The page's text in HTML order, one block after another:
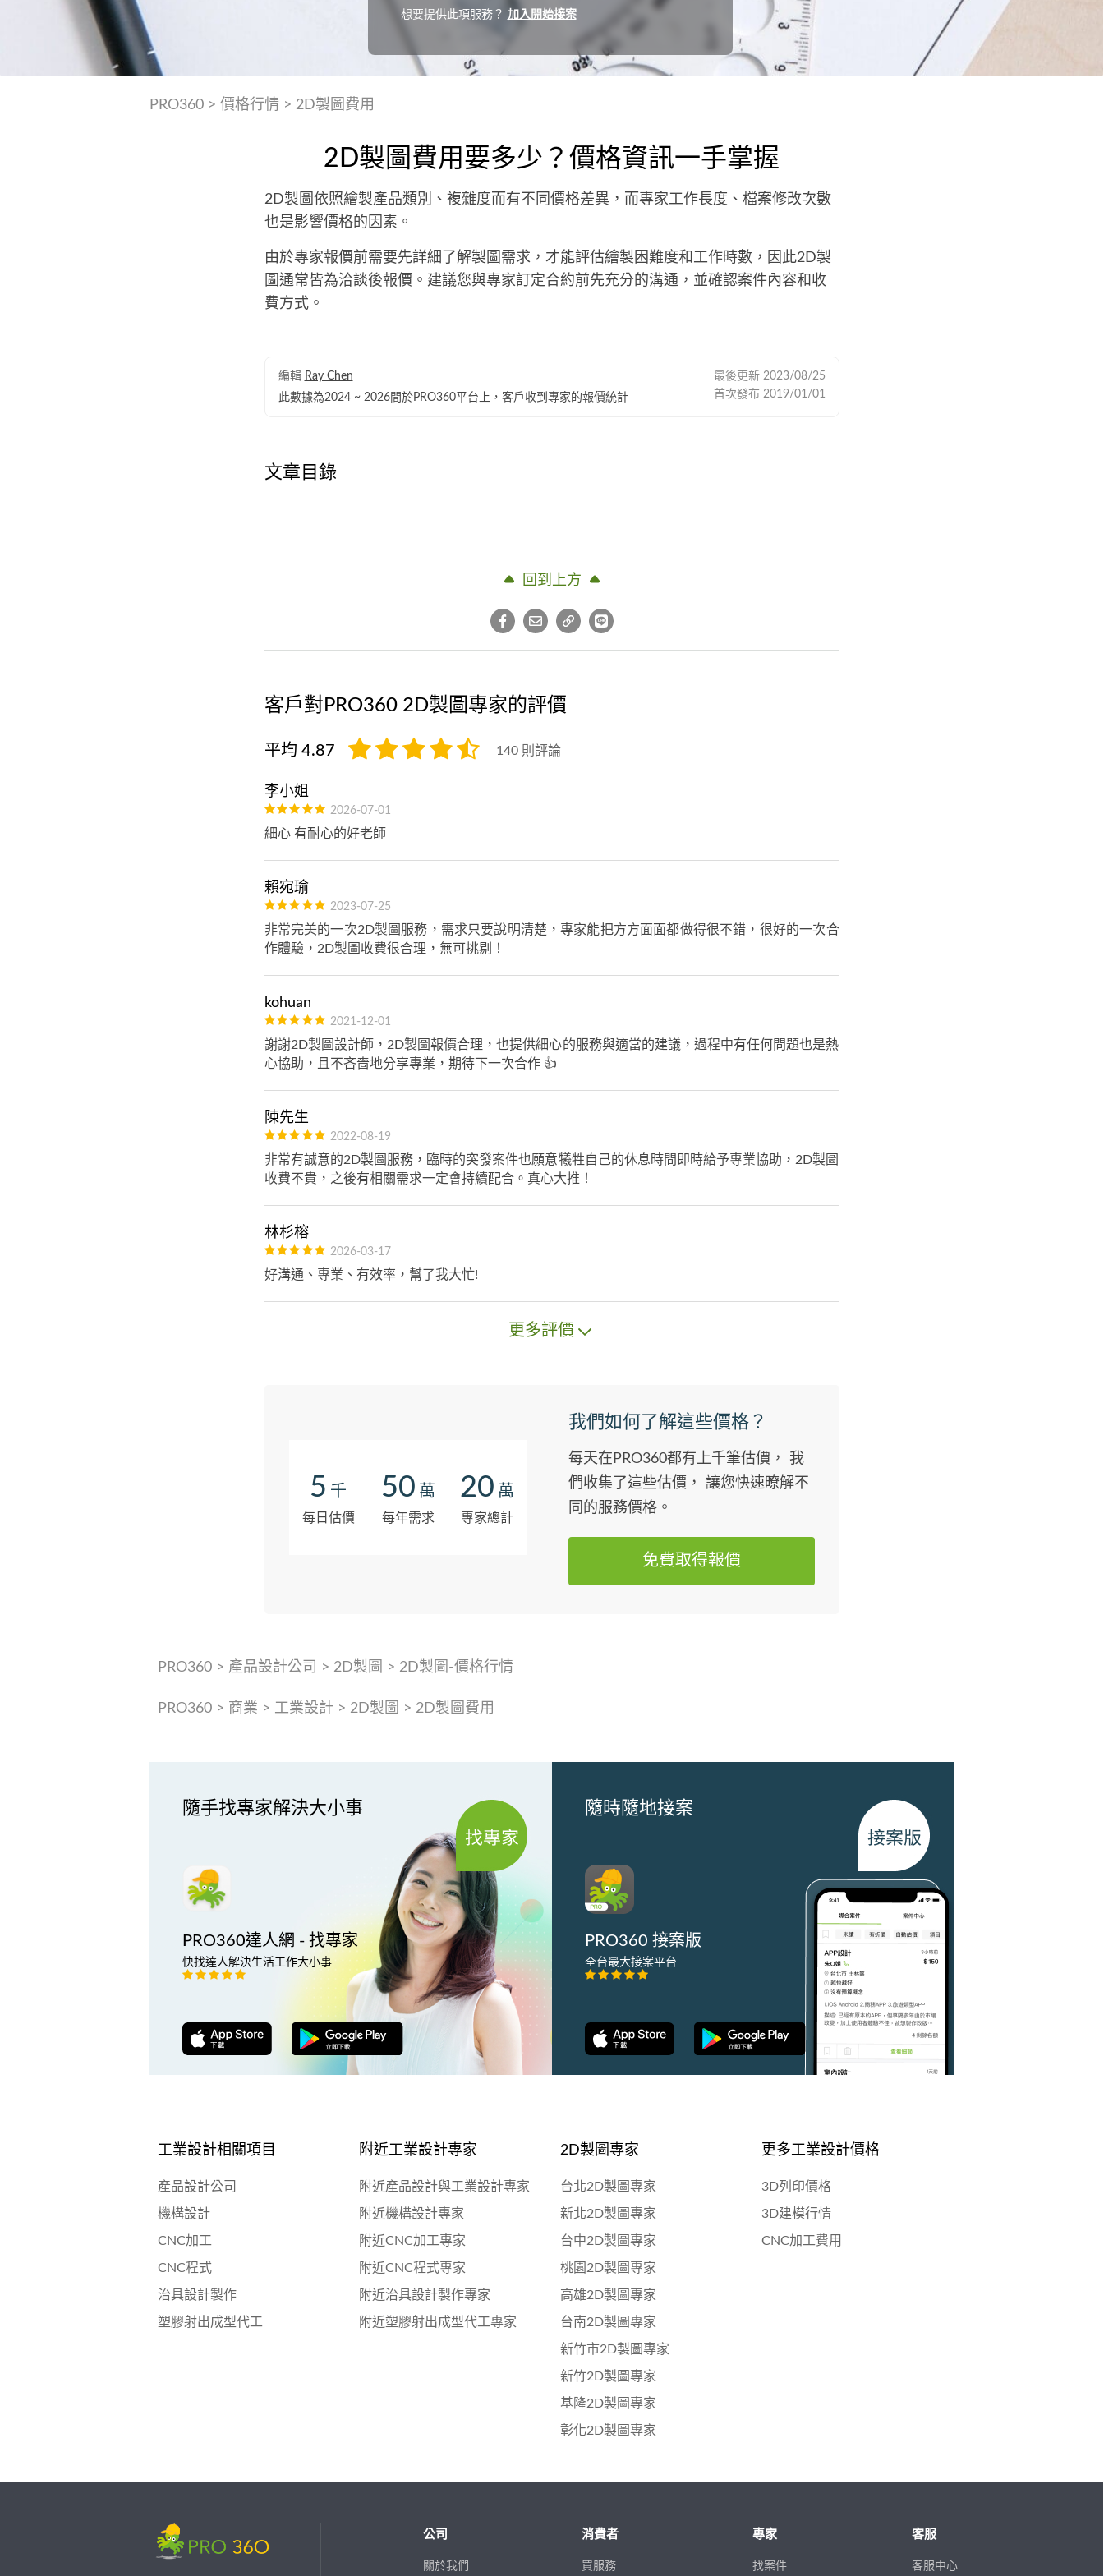
想要提供此項服務？ 加入開始接案
PRO360> 價格行情> 2D製圖費用
2D製圖費用要多少？價格資訊一手掌握
2D製圖依照繪製產品類別、複雜度而有不同價格差異，而專家工作長度、檔案修改次數
也是影響價格的因素。
由於專家報價前需要先詳細了解製圖需求，才能評估繪製困難度和工作時數，因此2D製
圖通常皆為洽談後報價。建議您與專家訂定合約前先充分的溝通，並確認案件內容和收
費方式。
編輯 Ray Chen
此數據為2024 ~ 2026間於PRO360平台上，客戶收到專家的報價統計
最後更新 2023/08/25
首次發布 2019/01/01
文章目錄
回到上方
客戶對PRO360 2D製圖專家的評價
平均 4.87 140 則評論
李小姐
2026-07-01
細心 有耐心的好老師
賴宛瑜
2023-07-25
非常完美的一次2D製圖服務，需求只要說明清楚，專家能把方方面面都做得很不錯，很好的一次合
作體驗，2D製圖收費很合理，無可挑剔！
kohuan
2021-12-01
謝謝2D製圖設計師，2D製圖報價合理，也提供細心的服務與適當的建議，過程中有任何問題也是熱
心協助，且不吝嗇地分享專業，期待下一次合作 👍
陳先生
2022-08-19
非常有誠意的2D製圖服務，臨時的突發案件也願意犧牲自己的休息時間即時給予專業協助，2D製圖
收費不貴，之後有相關需求一定會持續配合。真心大推！
林杉榕
2026-03-17
好溝通、專業、有效率，幫了我大忙!
更多評價
5 千
每日估價
50 萬
每年需求
20 萬
專家總計
我們如何了解這些價格？
每天在PRO360都有上千筆估價， 我
們收集了這些估價， 讓您快速暸解不
同的服務價格。
免費取得報價
PRO360> 產品設計公司 > 2D製圖 > 2D製圖-價格行情
PRO360> 商業 > 工業設計 > 2D製圖 > 2D製圖費用
隨手找專家解決大小事
PRO360達人網 - 找專家
快找達人解決生活工作大小事
隨時隨地接案
PRO360 接案版
全台最大接案平台
工業設計相關項目
產品設計公司
機構設計
CNC加工
CNC程式
治具設計製作
塑膠射出成型代工
附近工業設計專家
附近產品設計與工業設計專家
附近機構設計專家
附近CNC加工專家
附近CNC程式專家
附近治具設計製作專家
附近塑膠射出成型代工專家
2D製圖專家
台北2D製圖專家
新北2D製圖專家
台中2D製圖專家
桃園2D製圖專家
高雄2D製圖專家
台南2D製圖專家
新竹市2D製圖專家
新竹2D製圖專家
基隆2D製圖專家
彰化2D製圖專家
更多工業設計價格
3D列印價格
3D建模行情
CNC加工費用
公司
關於我們
消費者
買服務
專家
找案件
客服
客服中心